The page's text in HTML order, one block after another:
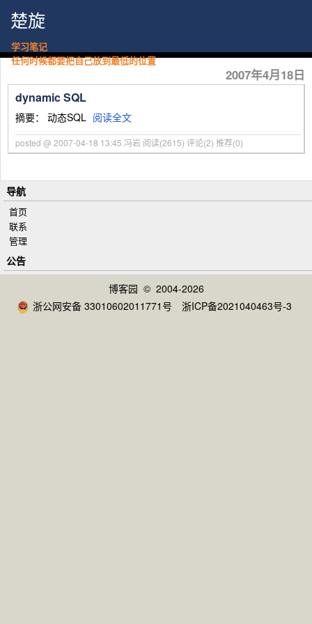
楚旋
学习笔记
任何时候都要把自己放到最低的位置
2007年4月18日
dynamic SQL
摘要： 动态SQL 阅读全文
posted @ 2007-04-18 13:45 冯岩 阅读(2615) 评论(2) 推荐(0)
导航
首页
联系
管理
公告
博客园 © 2004-2026
浙公网安备 33010602011771号
浙ICP备2021040463号-3